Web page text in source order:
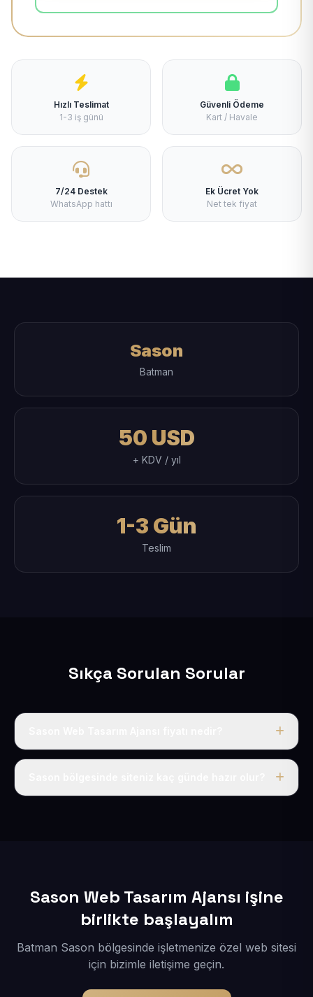
Hızlı Teslimat
1-3 iş günü
Güvenli Ödeme
Kart / Havale
7/24 Destek
WhatsApp hattı
Ek Ücret Yok
Net tek fiyat
Sason
Batman
50 USD
+ KDV / yıl
1-3 Gün
Teslim
Sıkça Sorulan Sorular
Tek fiyat uygulanır: yıllık 50 USD + KDV. Bu bedele alan
Sason Web Tasarım Ajansı işine
birlikte başlayalım
Batman Sason bölgesinde işletmenize özel web sitesi
için bizimle iletişime geçin.